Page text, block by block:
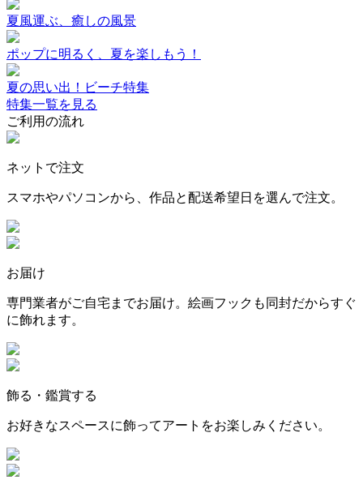
夏風運ぶ、癒しの風景
ポップに明るく、夏を楽しもう！
夏の思い出！ビーチ特集
特集一覧を見る
ご利用の流れ
ネットで注文
スマホやパソコンから、作品と配送希望日を選んで注文。
お届け
専門業者がご自宅までお届け。絵画フックも同封だからすぐ
に飾れます。
飾る・鑑賞する
お好きなスペースに飾ってアートをお楽しみください。